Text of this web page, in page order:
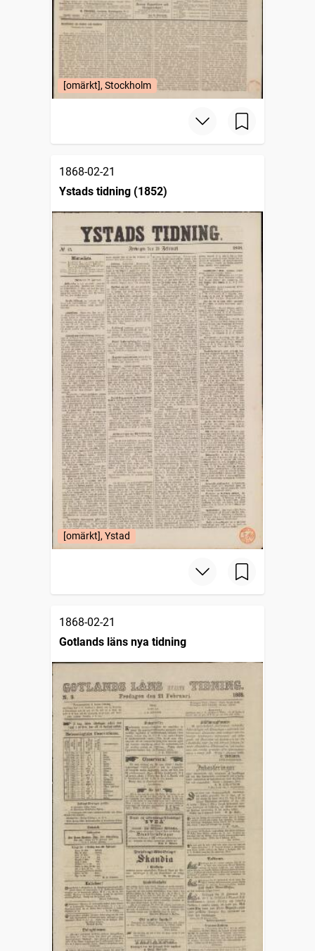
[omärkt], Stockholm
1868-02-21
Ystads tidning (1852)
[omärkt], Ystad
1868-02-21
Gotlands läns nya tidning